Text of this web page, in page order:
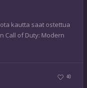
kautta saat ostettua
Call of Duty: Modern
40